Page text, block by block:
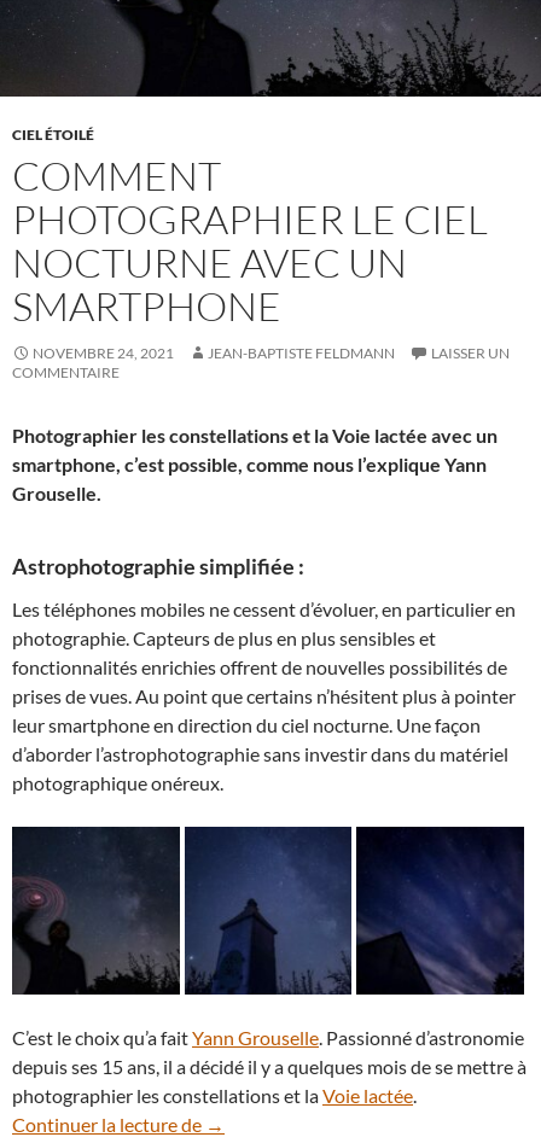
CIEL ÉTOILÉ
COMMENT
PHOTOGRAPHIER LE CIEL
NOCTURNE AVEC UN
SMARTPHONE
NOVEMBRE 24, 2021 JEAN-BAPTISTE FELDMANN
LAISSER UN
COMMENTAIRE
Photographier les constellations et la Voie lactée avec un
smartphone, c’est possible, comme nous l’explique Yann
Grouselle.
Astrophotographie simplifiée :
Les téléphones mobiles ne cessent d’évoluer, en particulier en
photographie. Capteurs de plus en plus sensibles et
fonctionnalités enrichies offrent de nouvelles possibilités de
prises de vues. Au point que certains n’hésitent plus à pointer
leur smartphone en direction du ciel nocturne. Une façon
d’aborder l’astrophotographie sans investir dans du matériel
photographique onéreux.
C’est le choix qu’a faitYann Grouselle . Passionné d’astronomie
depuis ses 15 ans, il a décidé il y a quelques mois de se mettre à
photographier les constellations et laVoie lactée
Continuer la lecture de
Comment photographier le ciel
→